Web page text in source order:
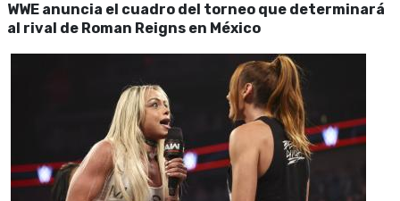
WWE anuncia el cuadro del torneo que determinará
al rival de Roman Reigns en México